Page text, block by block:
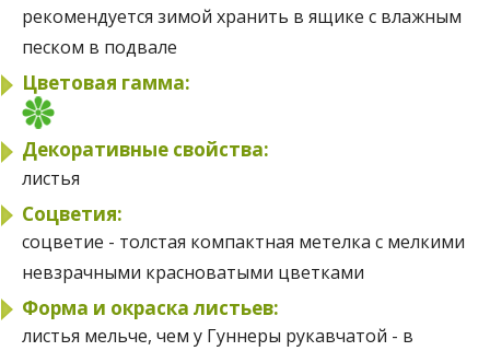
рекомендуется зимой хранить в ящике с влажным
песком в подвале
Цветовая гамма:
Декоративные свойства:
листья
Соцветия:
соцветие - толстая компактная метелка с мелкими
невзрачными красноватыми цветками
Форма и окраска листьев:
листья мельче, чем у Гуннеры рукавчатой - в